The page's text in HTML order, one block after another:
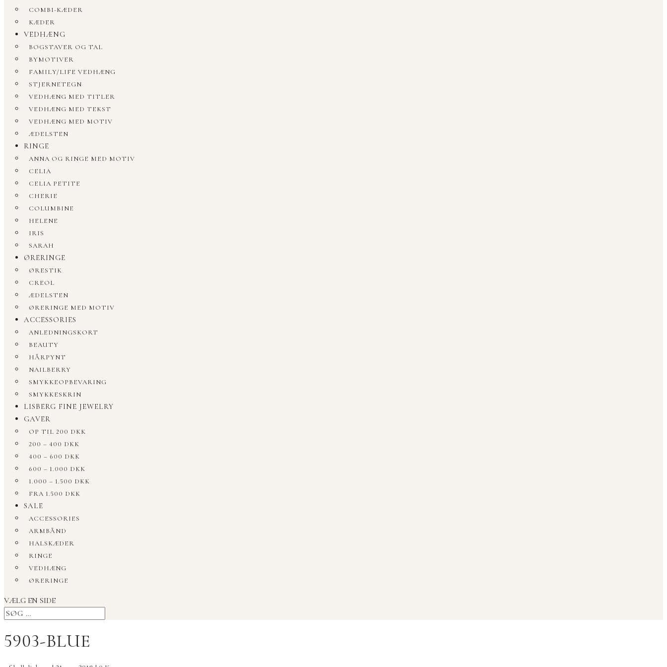
COMBI-KÆDER
KÆDER
VEDHÆNG
BOGSTAVER OG TAL
BYMOTIVER
FAMILY/LIFE VEDHÆNG
STJERNETEGN
VEDHÆNG MED TITLER
VEDHÆNG MED TEKST
VEDHÆNG MED MOTIV
ÆDELSTEN
RINGE
ANNA OG RINGE MED MOTIV
CELIA
CELIA PETITE
CHERIE
COLUMBINE
HELENE
IRIS
SARAH
ØRERINGE
ØRESTIK
CREOL
ÆDELSTEN
ØRERINGE MED MOTIV
ACCESSORIES
ANLEDNINGSKORT
BEAUTY
HÅRPYNT
NAILBERRY
SMYKKEOPBEVARING
SMYKKESKRIN
LISBERG FINE JEWELRY
GAVER
OP TIL 200 DKK
200 – 400 DKK
400 – 600 DKK
600 – 1.000 DKK
1.000 – 1.500 DKK
FRA 1.500 DKK
SALE
ACCESSORIES
ARMBÅND
HALSKÆDER
RINGE
VEDHÆNG
ØRERINGE
VÆLG EN SIDE
5903-BLUE